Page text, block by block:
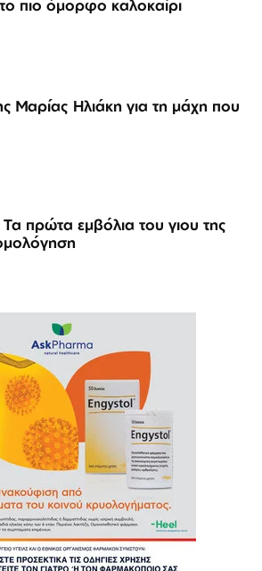
πιο όμορφο καλοκαίρι
Μαρίας Ηλιάκη για τη μάχη που
Τα πρώτα εμβόλια του γιου της